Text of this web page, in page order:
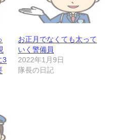
3
お正月でなくても太って
いく警備員
2022年1月9日
隊長の日記